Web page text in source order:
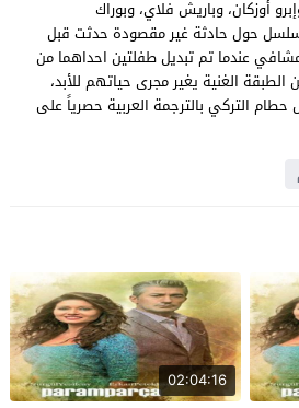
أوزكان، وباريش فلاي، وبوراك
حول حادثة غير مقصودة حدثت قبل
عندما تم تبديل طفلتين احداهما من
الطبقة الغنية يغير مجرى حياتهم للأبد،
من مسلسل حطام التركي بالترجمة العربية حصرياً على
02:04:16